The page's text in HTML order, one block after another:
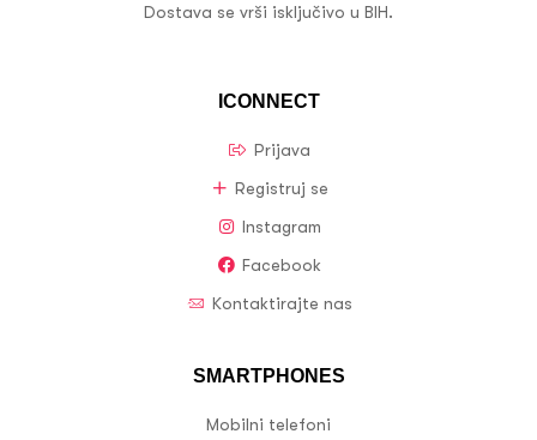
ICONNECT
Prijava
Registruj se
Instagram
Facebook
Kontaktirajte nas
SMARTPHONES
Mobilni telefoni
Dostava se vrši isključivo u BIH.